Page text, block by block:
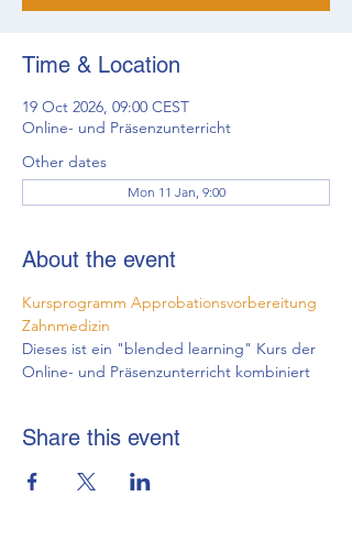
Time & Location
19 Oct 2026, 09:00 CEST
Online- und Präsenzunterricht
Other dates
Mon 11 Jan, 9:00
About the event
Kursprogramm Approbationsvorbereitung
Zahnmedizin
Dieses ist ein "blended learning" Kurs der
Online- und Präsenzunterricht kombiniert
Share this event